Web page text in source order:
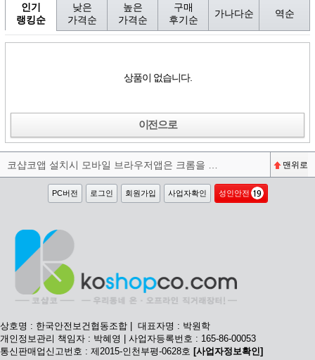
인기
랭킹순
낮은
가격순
높은
가격순
구매
후기순
가나다순 역순
상품이 없습니다.
이전으로
맨위로
PC버전 로그인 회원가입 사업자확인 성인안전
상호명 : 한국안전보건협동조합 | 대표자명 : 박원학
개인정보관리 책임자 : 박혜영 | 사업자등록번호 : 165-86-00053
통신판매업신고번호 : 제2015-인천부평-0628호 [사업자정보확인]